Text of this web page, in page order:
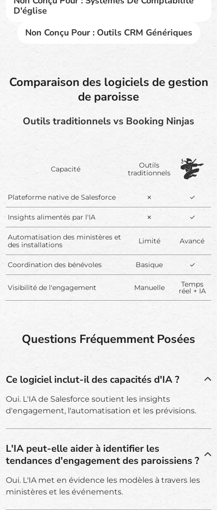
D'église
Non Conçu Pour : Outils CRM Génériques
Comparaison des logiciels de gestion
de paroisse
Outils traditionnels vs Booking Ninjas
Capacité
Outils
traditionnels
Plateforme native de Salesforce ✗ ✓
Insights alimentés par l'IA ✗ ✓
Automatisation des ministères et
des installations
Limité Avancé
Coordination des bénévoles Basique ✓
Visibilité de l'engagement Manuelle Temps
réel + IA
Questions Fréquemment Posées
Ce logiciel inclut-il des capacités d'IA ?
Oui. L'IA de Salesforce soutient les insights
d'engagement, l'automatisation et les prévisions.
L'IA peut-elle aider à identifier les
tendances d'engagement des paroissiens ?
Oui. L'IA met en évidence les modèles à travers les
ministères et les événements.